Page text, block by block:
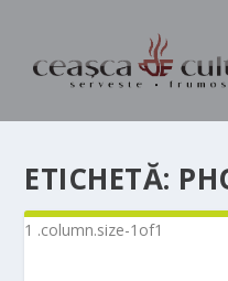
ETICHETĂ: